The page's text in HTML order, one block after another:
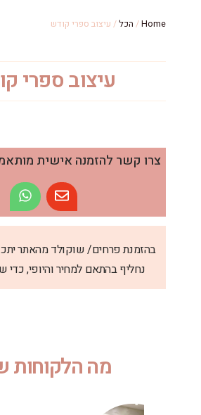
הכל/ עיצוב ספרי קודש
עיצוב ספרי קודש
קשר להזמנה אישית מותאמת
פרחים/ שוקולד מהאתר יתכנו שינויים,
נחליף בהתאם למחיר והיופי, כדי שתהיו
קוחותשלנוא